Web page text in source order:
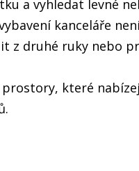
a vyhledat levné
kanceláře
z druhé ruky nebo
které